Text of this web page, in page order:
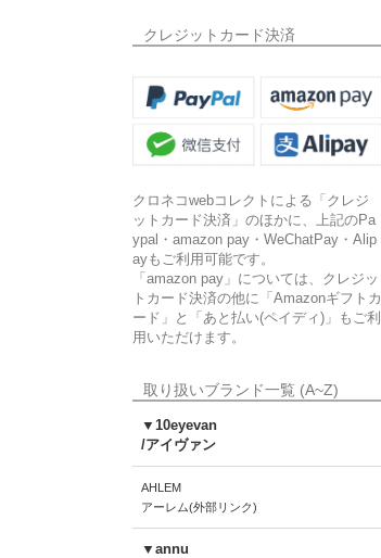
クレジットカード決済
クロネコwebコレクトによる「クレジ
ットカード決済」のほかに、上記のPa
ypal・amazon pay・WeChatPay・Alip
ayもご利用可能です。
「amazon pay」については、クレジッ
トカード決済の他に「Amazonギフトカ
ード」と「あと払い(ペイディ)」もご利
用いただけます。
取り扱いブランド一覧 (A~Z)
▼10eyevan
/アイヴァン
AHLEM
アーレム(外部リンク)
▼annu